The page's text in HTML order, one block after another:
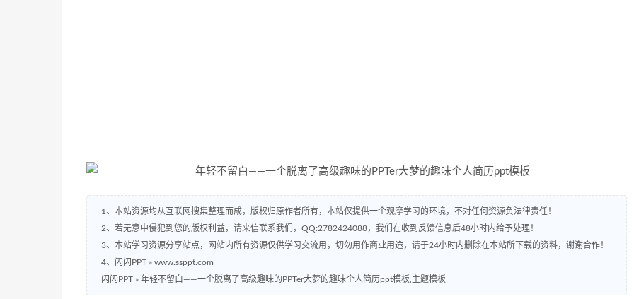
1、本站资源均从互联网搜集整理而成，版权归原作者所有，本站仅提供一个观摩学习的环境，不对任何资源负法律责任！
2、若无意中侵犯到您的版权利益，请来信联系我们，QQ:2782424088，我们在收到反馈信息后48小时内给予处理！
3、本站学习资源分享站点，网站内所有资源仅供学习交流用，切勿用作商业用途，请于24小时内删除在本站所下载的资料，谢谢合作！
4、闪闪PPT » www.ssppt.com
闪闪PPT » 年轻不留白——一个脱离了高级趣味的PPTer大梦的趣味个人简历ppt模板,主题模板